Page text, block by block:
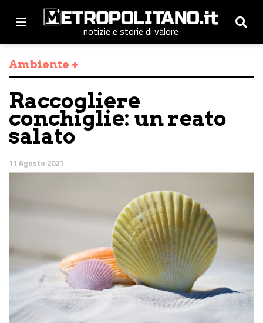
notizie e storie di valore
Ambiente +
Raccogliere
conchiglie: un reato
salato
11 Agosto 2021